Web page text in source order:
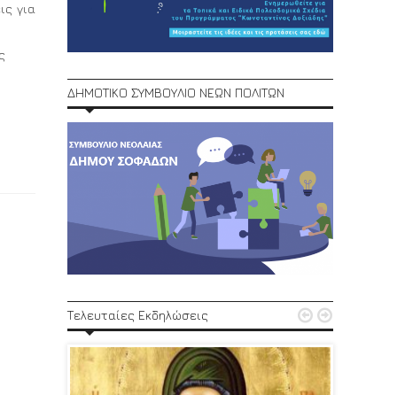
για
ΔΗΜΟΤΙΚΟ ΣΥΜΒΟΥΛΙΟ ΝΕΩΝ ΠΟΛΙΤΩΝ
Τελευταίες Εκδηλώσεις  